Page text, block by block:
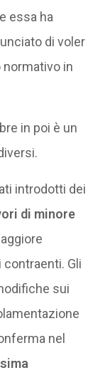
essa ha
di voler
normativo in
in poi è un
introdotti dei
di minore
Gli
sui
nel